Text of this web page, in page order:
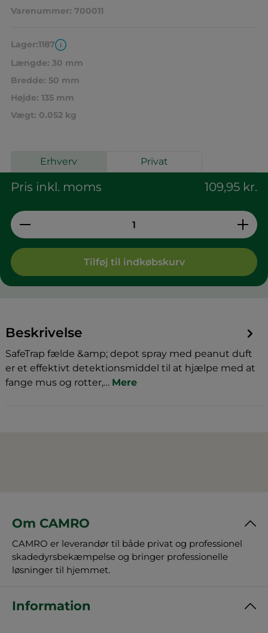
Varenummer: 700011
Lager:1187
Længde: 30 mm
Bredde: 50 mm
Højde: 135 mm
Vægt: 0.052 kg
Pris inkl. moms 109,95 kr.
Erhverv Privat
Produktmængde: Indtast den
Tilføj til indkøbskurv
Beskrivelse
SafeTrap fælde &amp; depot spray med peanut duft
er et effektivt detektionsmiddel til at hjælpe med at
fange mus og rotter,… Mere
Om CAMRO
CAMRO er leverandør til både privat og professionel
skadedyrsbekæmpelse og bringer professionelle
løsninger til hjemmet.
Information